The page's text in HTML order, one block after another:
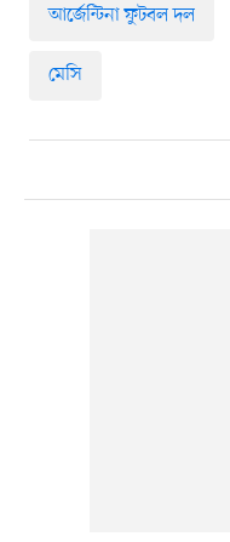
আর্জেন্টিনা ফুটবল দল
মেসি